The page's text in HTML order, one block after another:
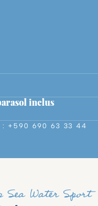
inclus
: +590 690 63 33 44
Sea Water Sport